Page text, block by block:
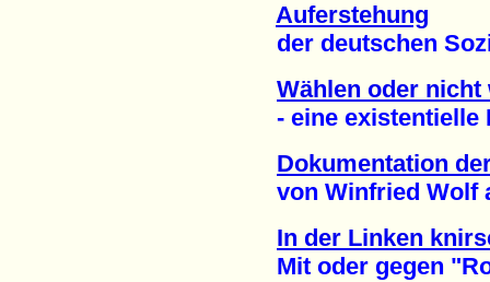
Auferstehung
der deutschen
Wählen oder nicht
- eine existentielle
Dokumentation
von Winfried Wolf
In der Linken
Mit oder gegen